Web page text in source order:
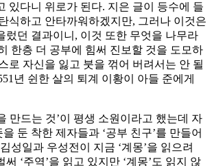
있다니 위로가 된다. 지은 글이 등수에 들
식하고 안타까워하겠지만, 그러나 이것은
렀던 결과이니, 이것 또한 무엇을 나무라
한층 더 공부에 힘써 진보할 것을 도모하
로 자신을 잃고 붓을 꺾어 버려서는 안 될
년 쉰한 살의 퇴계 이황이 아들 준에게
만드는 것’이 평생 소원이라고 했는데 자
둔 착한 제자들과 ‘공부 친구’를 만들어
성일과 우성전이 지금 ‘계몽’을 읽으려
‘주역’을 읽고 있지만 ‘계몽’도 읽지 않